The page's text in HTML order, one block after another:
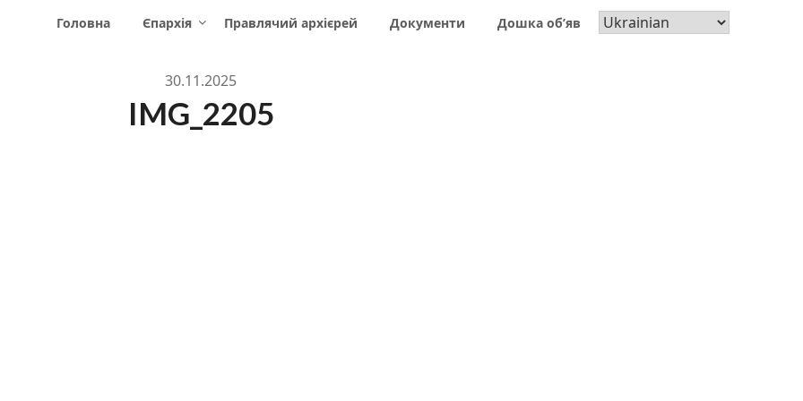
Головна Єпархія Правлячий архієрей Документи Дошка об’яв
30.11.2025
IMG_2205